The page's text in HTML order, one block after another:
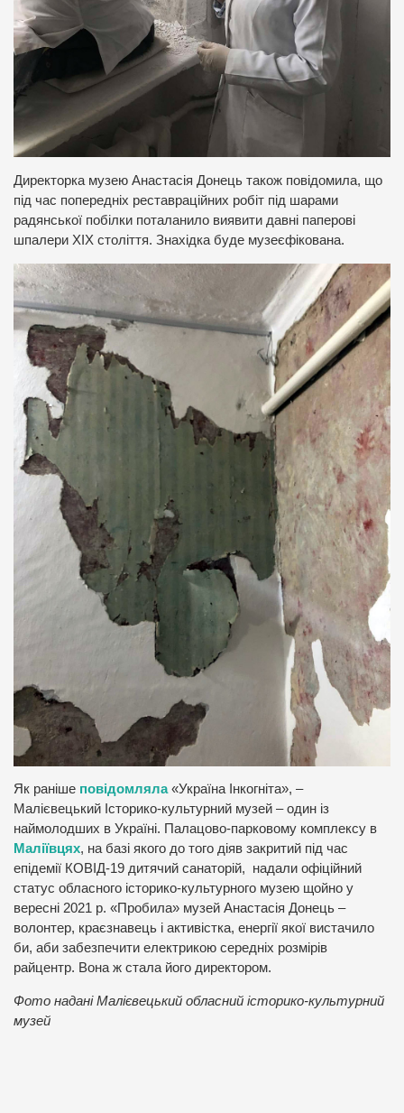
Директорка музею Анастасія Донець також повідомила, що
під час попередніх реставраційних робіт під шарами
радянської побілки поталанило виявити давні паперові
шпалери ХІХ століття. Знахідка буде музеєфікована.
Як раніше повідомляла«Україна Інкогніта», –
Малієвецький Історико-культурний музей – один із
наймолодших в Україні. Палацово-парковому комплексу в
Маліївцях, на базі якого до того діяв закритий під час
епідемії КОВІД-19 дитячий санаторій, надали офіційний
статус обласного історико-культурного музею щойно у
вересні 2021 р. «Пробила» музей Анастасія Донець –
волонтер, краєзнавець і активістка, енергії якої вистачило
би, аби забезпечити електрикою середніх розмірів
райцентр. Вона ж стала його директором.
Фото надані Малієвецький обласний історико-культурний
музей